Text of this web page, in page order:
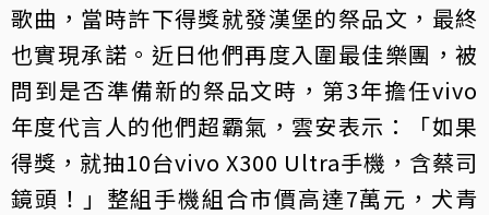
歌曲，當時許下得獎就發漢堡的祭品文，最終
也實現承諾。近日他們再度入圍最佳樂團，被
問到是否準備新的祭品文時，第3年擔任vivo
年度代言人的他們超霸氣，雲安表示：「如果
得獎，就抽10台vivo X300 Ultra手機，含蔡司
鏡頭！」整組手機組合市價高達7萬元，犬青